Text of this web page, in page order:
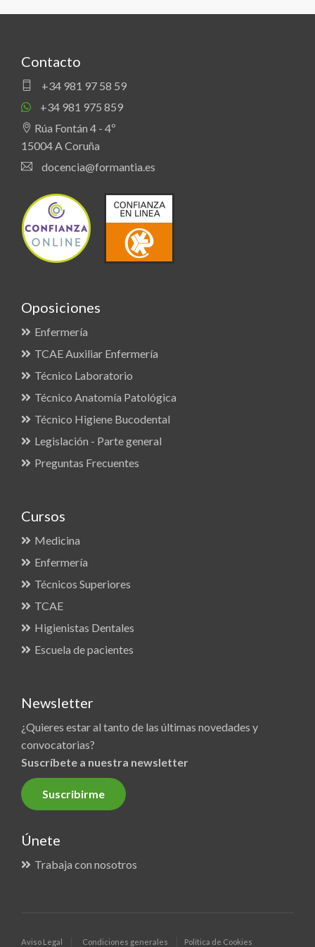
Contacto
+34 981 97 58 59
+34 981 975 859
Rúa Fontán 4 - 4º
15004 A Coruña
docencia@formantia.es
Oposiciones
Enfermería
TCAE Auxiliar Enfermería
Técnico Laboratorio
Técnico Anatomía Patológica
Técnico Higiene Bucodental
Legislación - Parte general
Preguntas Frecuentes
Cursos
Medicina
Enfermería
Técnicos Superiores
TCAE
Higienistas Dentales
Escuela de pacientes
Newsletter
¿Quieres estar al tanto de las últimas novedades y
convocatorias?
Suscríbete a nuestra newsletter
Suscribirme
Únete
Trabaja con nosotros
Aviso Legal Condiciones generales Política de Cookies